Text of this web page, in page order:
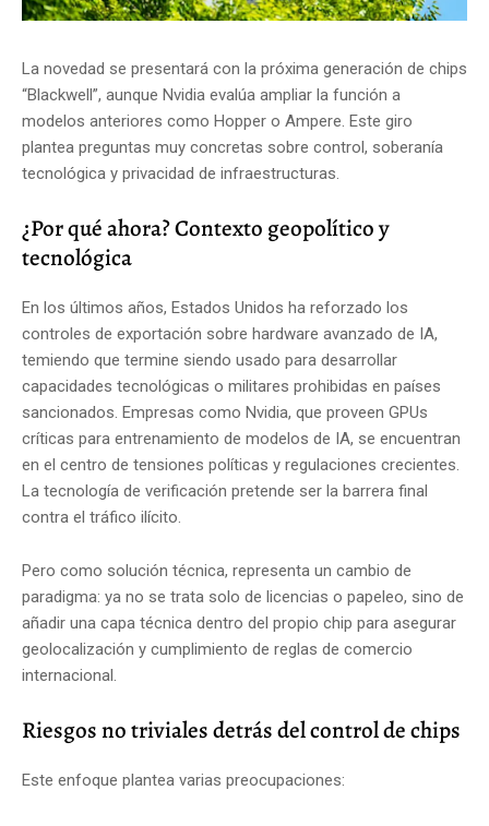
La novedad se presentará con la próxima generación de chips
“Blackwell”, aunque Nvidia evalúa ampliar la función a
modelos anteriores como Hopper o Ampere. Este giro
plantea preguntas muy concretas sobre control, soberanía
tecnológica y privacidad de infraestructuras.
¿Por qué ahora? Contexto geopolítico y
tecnológica
En los últimos años, Estados Unidos ha reforzado los
controles de exportación sobre hardware avanzado de IA,
temiendo que termine siendo usado para desarrollar
capacidades tecnológicas o militares prohibidas en países
sancionados. Empresas como Nvidia, que proveen GPUs
críticas para entrenamiento de modelos de IA, se encuentran
en el centro de tensiones políticas y regulaciones crecientes.
La tecnología de verificación pretende ser la barrera final
contra el tráfico ilícito.
Pero como solución técnica, representa un cambio de
paradigma: ya no se trata solo de licencias o papeleo, sino de
añadir una capa técnica dentro del propio chip para asegurar
geolocalización y cumplimiento de reglas de comercio
internacional.
Riesgos no triviales detrás del control de chips
Este enfoque plantea varias preocupaciones: